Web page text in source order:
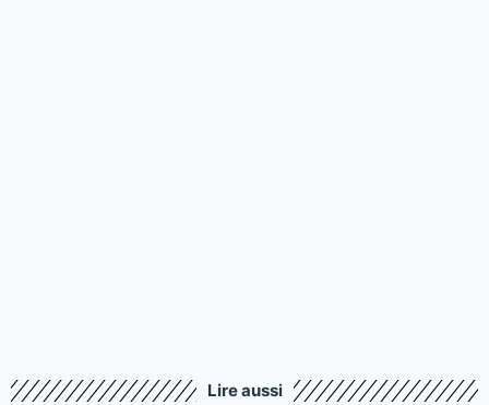
Lire aussi